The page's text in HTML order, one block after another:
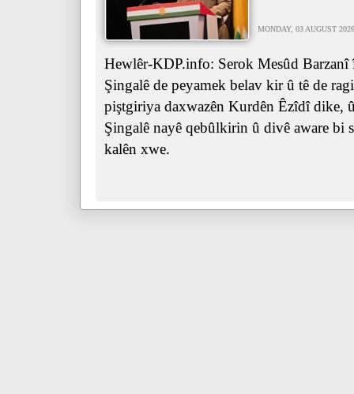
MONDAY, 03 AUGUST
Hewlêr-KDP.info: Serok Mesûd Barzanî
Şingalê de peyamek belav kir û tê de
piştgiriya daxwazên Kurdên Êzîdî dike,
Şingalê nayê qebûlkirin û divê aware bi
kalên xwe.